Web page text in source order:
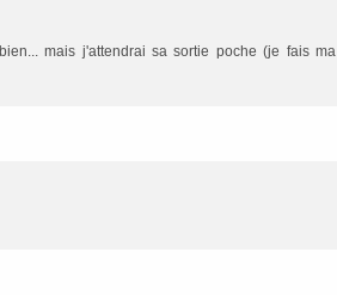
mais j'attendrai sa sortie poche (je fais ma